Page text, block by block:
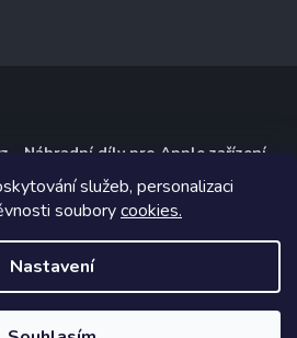
služeb, personalizaci
souborycookies.
Nastavení
- Náhradní díly pro Apple zařízení
práva vyhrazena.
Shoptet implementoval
Shoptetak.cz.